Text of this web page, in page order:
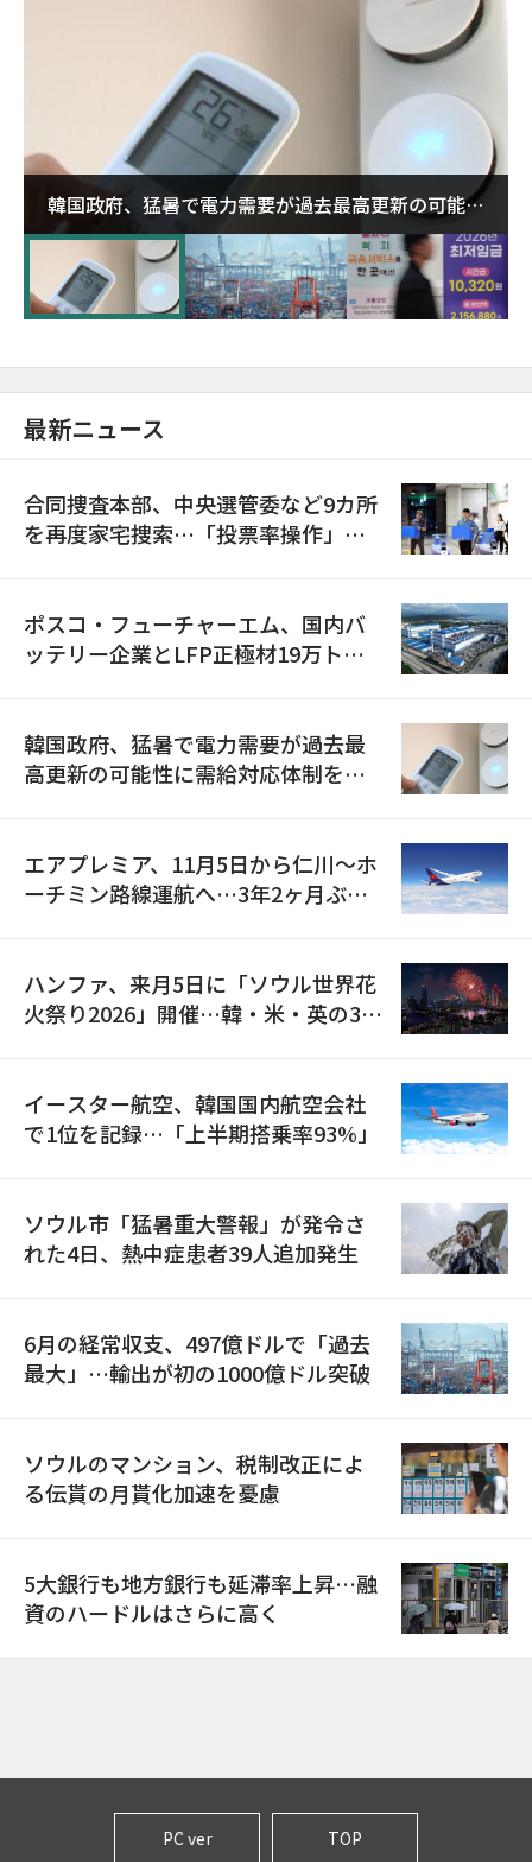
韓国政府、猛暑で電力需要が過去最高更新の可能性
に需給対応体制を点検
最新ニュース
合同捜査本部、中央選管委など9カ所
を再度家宅捜索…「投票率操作」の
ポスコ・フューチャーエム、国内バ
ッテリー企業とLFP正極材19万トン
韓国政府、猛暑で電力需要が過去最
高更新の可能性に需給対応体制を点
エアプレミア、11月5日から仁川〜ホ
ーチミン路線運航へ…3年2ヶ月ぶり
ハンファ、来月5日に「ソウル世界花
火祭り2026」開催…韓・米・英の3カ
イースター航空、韓国国内航空会社
で1位を記録…「上半期搭乗率93%」
ソウル市「猛暑重大警報」が発令さ
れた4日、熱中症患者39人追加発生
6月の経常収支、497億ドルで「過去
最大」…輸出が初の1000億ドル突破
ソウルのマンション、税制改正によ
る伝貰の月貰化加速を憂慮
5大銀行も地方銀行も延滞率上昇…融
資のハードルはさらに高く
PC ver TOP